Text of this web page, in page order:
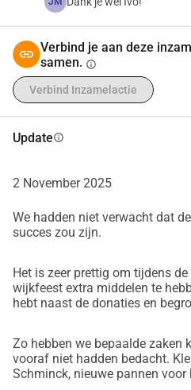
Verbind je aan deze
samen. info
Verbind Inzamelactie
Updateinfo
2 November 2025
We hadden niet verwacht dat
succes zou zijn.
Het is zeer prettig om tijdens
wijkfeest extra middelen te
hebt naast de donaties en
Zo hebben we bepaalde zaken
vooraf niet hadden bedacht.
Schminck, nieuwe pannen